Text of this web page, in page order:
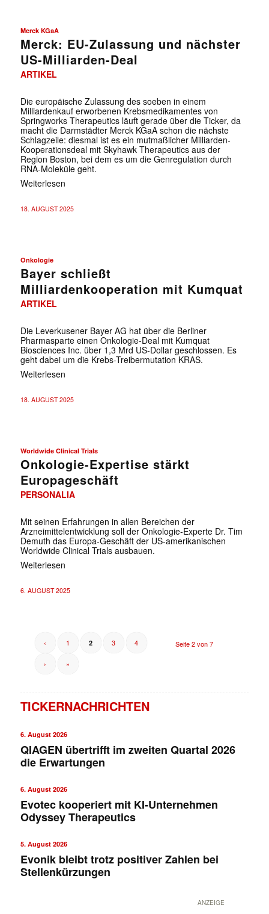
Merck KGaA
Merck: EU-Zulassung und nächster
US-Milliarden-Deal
ARTIKEL
Die europäische Zulassung des soeben in einem
Milliardenkauf erworbenen Krebsmedikamentes von
Springworks Therapeutics läuft gerade über die Ticker, da
macht die Darmstädter Merck KGaA schon die nächste
Schlagzeile: diesmal ist es ein mutmaßlicher Milliarden-
Kooperationsdeal mit Skyhawk Therapeutics aus der
Region Boston, bei dem es um die Genregulation durch
RNA-Moleküle geht.
Weiterlesen
18. AUGUST 2025
Onkologie
Bayer schließt
Milliardenkooperation mit Kumquat
ARTIKEL
Die Leverkusener Bayer AG hat über die Berliner
Pharmasparte einen Onkologie-Deal mit Kumquat
Biosciences Inc. über 1,3 Mrd US-Dollar geschlossen. Es
geht dabei um die Krebs-Treibermutation KRAS.
Weiterlesen
18. AUGUST 2025
Worldwide Clinical Trials
Onkologie-Expertise stärkt
Europageschäft
PERSONALIA
Mit seinen Erfahrungen in allen Bereichen der
Arzneimittelentwicklung soll der Onkologie-Experte Dr. Tim
Demuth das Europa-Geschäft der US-amerikanischen
Worldwide Clinical Trials ausbauen.
Weiterlesen
6. AUGUST 2025
Seite 2 von 7
‹ 1 2 3 4
› »
TICKERNACHRICHTEN
6. August 2026
QIAGEN übertrifft im zweiten Quartal 2026
die Erwartungen
6. August 2026
Evotec kooperiert mit KI-Unternehmen
Odyssey Therapeutics
5. August 2026
Evonik bleibt trotz positiver Zahlen bei
Stellenkürzungen
ANZEIGE